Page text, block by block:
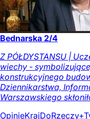
Bednarska 2/4
Z PÓŁDYSTANSU |
wiechy -
konstrukcyjnego
Dziennikarstwa,
Warszawskiego
OpinieKrajDoRzeczy+